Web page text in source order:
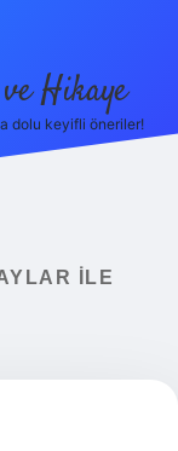
Hikaye
dolu keyifli öneriler!
ILE